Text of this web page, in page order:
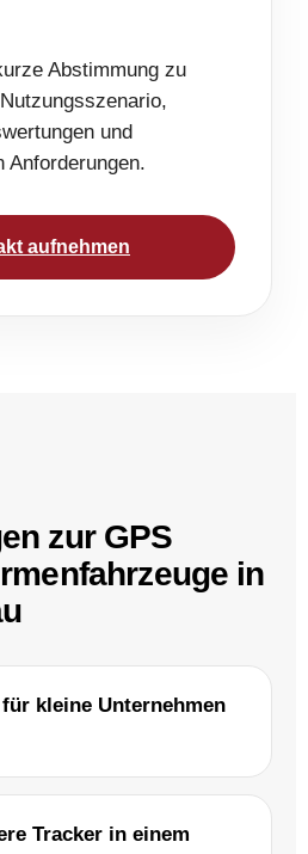
Abstimmung zu
und
Anforderungen.
aufnehmen
zur GPS
in
kleine Unternehmen
Tracker in einem